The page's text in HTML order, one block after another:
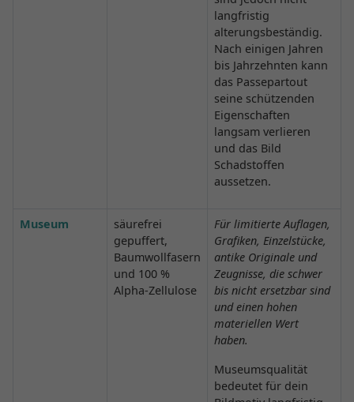
langfristig
alterungsbeständig.
Nach einigen Jahren
bis Jahrzehnten kann
das Passepartout
seine schützenden
Eigenschaften
langsam verlieren
und das Bild
Schadstoffen
aussetzen.
Museum
säurefrei
gepuffert,
Baumwollfasern
und 100 %
Alpha-Zellulose
Für limitierte Auflagen,
Grafiken, Einzelstücke,
antike Originale und
Zeugnisse, die schwer
bis nicht ersetzbar sind
und einen hohen
materiellen Wert
haben.
Museumsqualität
bedeutet für dein